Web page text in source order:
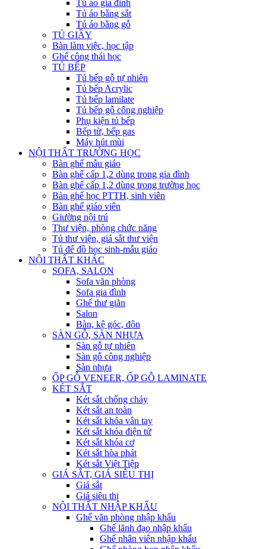
Tủ áo gia đình
Tủ áo bằng sắt
Tủ áo bằng gỗ
TỦ GIẦY
Bàn làm việc, học tập
Ghế công thái học
TỦ BẾP
Tủ bếp gỗ tự nhiên
Tủ bếp Acrylic
Tủ bếp lamilate
Tủ bếp gỗ công nghiệp
Phụ kiện tủ bếp
Bếp từ, bếp gas
Máy hút mùi
NỘI THẤT TRƯỜNG HỌC
Bàn ghế mẫu giáo
Bàn ghế cấp 1,2 dùng trong gia đình
Bàn ghế cấp 1,2 dùng trong trường học
Bàn ghế học PTTH, sinh viên
Bàn ghế giáo viên
Giường nội trú
Thư viện, phòng chức năng
Tủ thư viện, giá sắt thư viện
Tủ để đồ học sinh-mẫu giáo
NỘI THẤT KHÁC
SOFA, SALON
Sofa văn phòng
Sofa gia đình
Ghế thư giãn
Salon
Bàn, kệ góc, đôn
SÀN GỖ, SÀN NHỰA
Sàn gỗ tự nhiên
Sàn gỗ công nghiệp
Sàn nhựa
ỐP GỖ VENEER, ỐP GỖ LAMINATE
KÉT SẮT
Két sắt chống cháy
Két sắt an toàn
Két sắt khóa vân tay
Két sắt khóa điện tử
Két sắt khóa cơ
Két sắt hòa phát
Két sắt Việt Tiệp
GIÁ SẮT, GIÁ SIÊU THỊ
Giá sắt
Giá siêu thị
NỘI THẤT NHẬP KHẨU
Ghế văn phòng nhập khẩu
Ghế lãnh đạo nhập khẩu
Ghế nhân viên nhập khẩu